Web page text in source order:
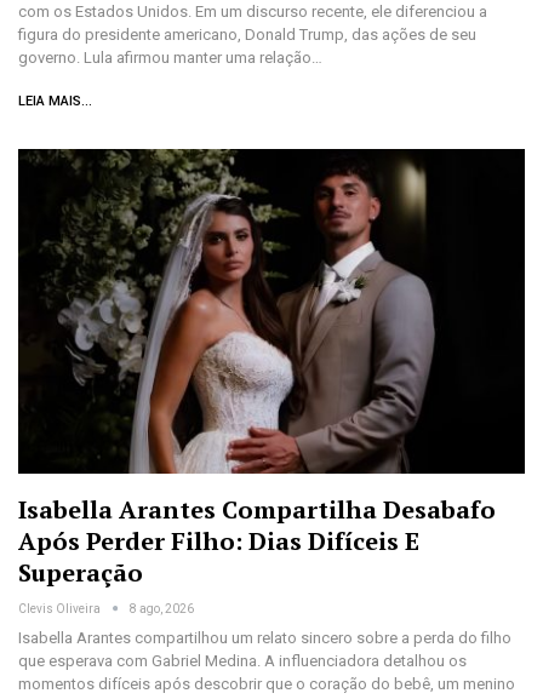
com os Estados Unidos. Em um discurso recente, ele diferenciou a
figura do presidente americano, Donald Trump, das ações de seu
governo. Lula afirmou manter uma relação…
LEIA MAIS...
Isabella Arantes Compartilha Desabafo
Após Perder Filho: Dias Difíceis E
Superação
Clevis Oliveira 8 ago, 2026
Isabella Arantes compartilhou um relato sincero sobre a perda do filho
que esperava com Gabriel Medina. A influenciadora detalhou os
momentos difíceis após descobrir que o coração do bebê, um menino